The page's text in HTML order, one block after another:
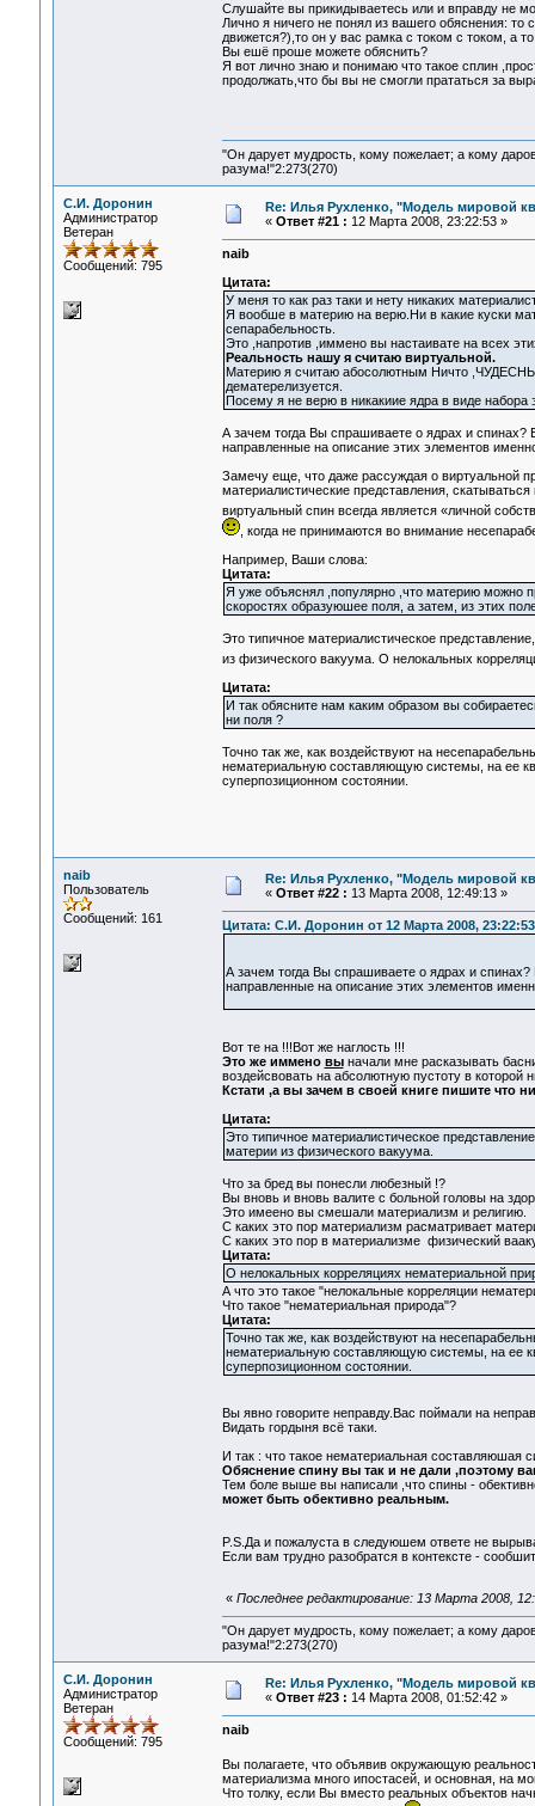
Слушайте вы прикидываетесь или и вправду не
Лично я ничего не понял из вашего обяснения: то
движется?),то он у вас рамка с током с током, а
Вы ешё проше можете обяснить?
Я вот лично знаю и понимаю что такое сплин
продолжать,что бы вы не смогли прататься за
"Он дарует мудрость, кому пожелает; а кому
разума!"2:273(270)
С.И. Доронин
Администратор
Ветеран
Сообщений: 795
Re: Илья Рухленко, "Модель мировой
« Ответ #21 : 12 Марта 2008, 23:22:53 »
naib
Цитата:
У меня то как раз таки и нету никаких
Я вообше в материю на верю.Ни в какие куски
сепарабельность.
Это ,напротив ,иммено вы настаивате на всех
Реальность нашу я считаю виртуальной.
Материю я считаю абосолютным Ничто
дематерелизуется.
Посему я не верю в никакиие ядра в виде
А зачем тогда Вы спрашиваете о ядрах и
направленные на описание этих элементов
Замечу еще, что даже рассуждая о виртуальной
материалистические представления,
виртуальный спин всегда является «личной
, когда не принимаются во внимание
Например, Ваши слова:
Цитата:
Я уже объяснял ,популярно ,что материю можно
скоростях образуюшее поля, а затем, из этих
Это типичное материалистическое
из физического вакуума. О нелокальных
Цитата:
И так обясните нам каким образом вы
ни поля ?
Точно так же, как воздействуют на
нематериальную составляющую системы, на ее
суперпозиционном состоянии.
naib
Пользователь
Сообщений: 161
Re: Илья Рухленко, "Модель мировой
« Ответ #22 : 13 Марта 2008, 12:49:13 »
Цитата: С.И. Доронин от 12 Марта 2008, 23:22:53
А зачем тогда Вы спрашиваете о ядрах и
направленные на описание этих элементов
Вот те на !!!Вот же наглость !!!
Это же иммено выначали мне расказывать
воздейсвовать на абсолютную пустоту в которой
Кстати ,а вы зачем в своей книге пишите что
Цитата:
Это типичное материалистическое
материи из физического вакуума.
Что за бред вы понесли любезный !?
Вы вновь и вновь валите с больной головы на
Это имеено вы смешали материализм и религию.
С каких это пор материализм расматривает
С каких это пор в материализме физический
Цитата:
О нелокальных корреляциях нематериальной
А что это такое "нелокальные корреляции
Что такое "нематериальная природа"?
Цитата:
Точно так же, как воздействуют на
нематериальную составляющую системы, на ее
суперпозиционном состоянии.
Вы явно говорите неправду.Вас поймали на
Видать гордыня всё таки.
И так : что такое нематериальная составляюшая
Обяснение спину вы так и не дали ,поэтому
Тем боле выше вы написали ,что спины -
может быть обективно реальным.
P.S.Да и пожалyста в следуюшем ответе не
Если вам трудно разобратся в контексте -
« Последнее редактирование: 13 Марта 2008,
"Он дарует мудрость, кому пожелает; а кому
разума!"2:273(270)
С.И. Доронин
Администратор
Ветеран
Сообщений: 795
Re: Илья Рухленко, "Модель мировой
« Ответ #23 : 14 Марта 2008, 01:52:42 »
naib
Вы полагаете, что объявив окружающую
материализма много ипостасей, и основная, на
Что толку, если Вы вместо реальных объектов